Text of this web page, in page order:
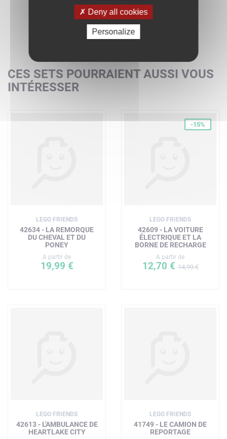
CES SETS POURRAIENT AUSSI VOUS
INTÉRESSER
LEGO FRIENDS
42634 - LA REMORQUE
DU CHEVAL ET DU
PONEY
A partir de
19,99 €
-15%
LEGO FRIENDS
42609 - LA VOITURE
ÉLECTRIQUE ET LA
BORNE DE RECHARGE
A partir de
12,70 €14,99 €
LEGO FRIENDS
42613 - L'AMBULANCE DE
HEARTLAKE CITY
LEGO FRIENDS
41749 - LE CAMION DE
REPORTAGE
Deny all cookies
Personalize